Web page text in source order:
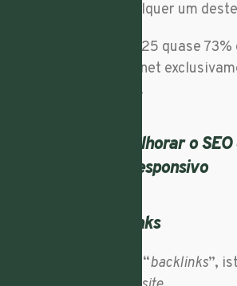
vista a partir de qualquer um
Prevê-se que em 2025 quase
terão acesso à internet
.
backlinks
precisa de ter “backlinks”,